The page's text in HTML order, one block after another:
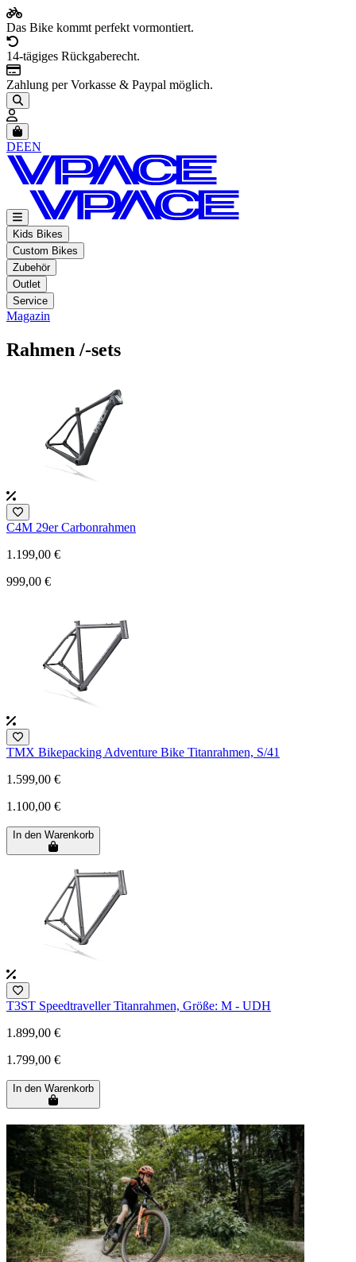
Das Bike kommt perfekt vormontiert.
14-tägiges Rückgaberecht.
Zahlung per Vorkasse & Paypal möglich.
Artikel im Warenkorb, Warenkorb anzeigen
DEEN
Kids Bikes
Custom Bikes
Zubehör
Outlet
Service
Magazin
Rahmen /-sets
C4M 29er Carbonrahmen
1.199,00 €
999,00 €
TMX Bikepacking Adventure Bike Titanrahmen, S/41
1.599,00 €
1.100,00 €
In den Warenkorb
T3ST Speedtraveller Titanrahmen, Größe: M - UDH
1.899,00 €
1.799,00 €
In den Warenkorb